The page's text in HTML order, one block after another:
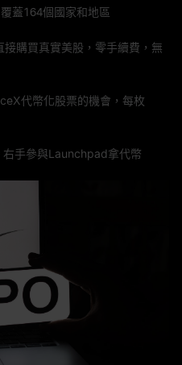
蓋164個國家和地區
接購買真實美股，零手續費，無
代幣化股票的機會，每枚
手參與Launchpad拿代幣